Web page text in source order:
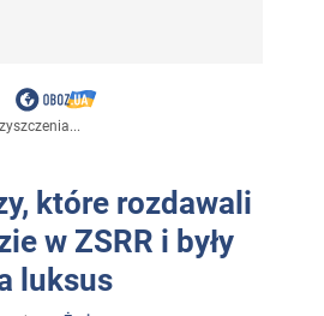
które rozdawali
w ZSRR i były
luksus